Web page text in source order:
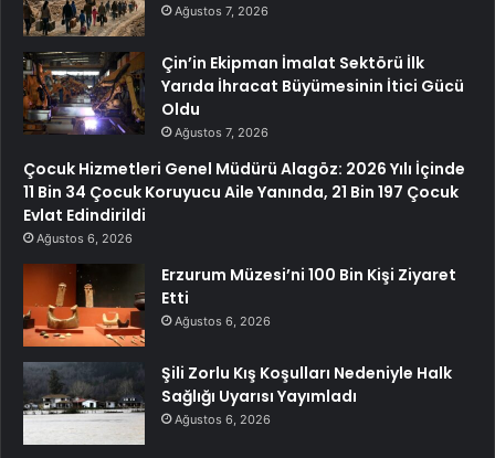
Ağustos 7, 2026
Çin’in Ekipman İmalat Sektörü İlk
Yarıda İhracat Büyümesinin İtici Gücü
Oldu
Ağustos 7, 2026
Çocuk Hizmetleri Genel Müdürü Alagöz: 2026 Yılı İçinde
11 Bin 34 Çocuk Koruyucu Aile Yanında, 21 Bin 197 Çocuk
Evlat Edindirildi
Ağustos 6, 2026
Erzurum Müzesi’ni 100 Bin Kişi Ziyaret
Etti
Ağustos 6, 2026
Şili Zorlu Kış Koşulları Nedeniyle Halk
Sağlığı Uyarısı Yayımladı
Ağustos 6, 2026